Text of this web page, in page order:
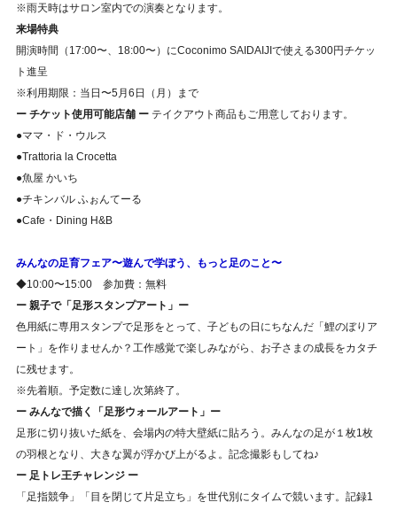
※雨天時はサロン室内での演奏となります。
来場特典
開演時間（17:00〜、18:00〜）にCoconimo SAIDAIJIで使える300円チケッ
ト進呈
※利用期限：当日〜5月6日（月）まで
ー チケット使用可能店舗 ー テイクアウト商品もご用意しております。
●ママ・ド・ウルス
●Trattoria la Crocetta
●魚屋 かいち
●チキンバル ふぉんてーる
●Cafe・Dining H&B
みんなの足育フェア〜遊んで学ぼう、もっと足のこと〜
◆10:00〜15:00 参加費：無料
ー 親子で「足形スタンプアート」ー
色用紙に専用スタンプで足形をとって、子どもの日にちなんだ「鯉のぼりア
ート」を作りませんか？工作感覚で楽しみながら、お子さまの成長をカタチ
に残せます。
※先着順。予定数に達し次第終了。
ー みんなで描く「足形ウォールアート」ー
足形に切り抜いた紙を、会場内の特大壁紙に貼ろう。みんなの足が１枚1枚
の羽根となり、大きな翼が浮かび上がるよ。記念撮影もしてね♪
ー 足トレ王チャレンジ ー
「足指競争」「目を閉じて片足立ち」を世代別にタイムで競います。記録1